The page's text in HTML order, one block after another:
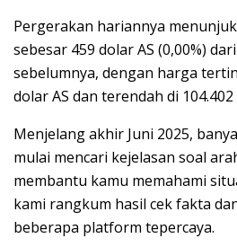
Pergerakan hariannya
sebesar 459 dolar AS (0,00%)
sebelumnya, dengan harga
dolar AS dan terendah di 104.402
Menjelang akhir Juni 2025,
mulai mencari kejelasan soal
membantu kamu memahami
kami rangkum hasil cek fakta
beberapa platform tepercaya.